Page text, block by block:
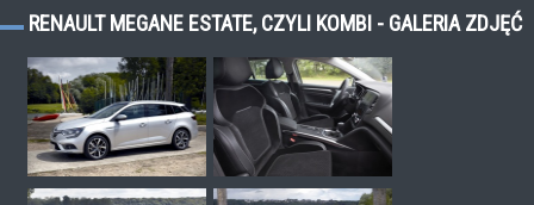
RENAULT MEGANE ESTATE, CZYLI KOMBI - GALERIA ZDJĘĆ